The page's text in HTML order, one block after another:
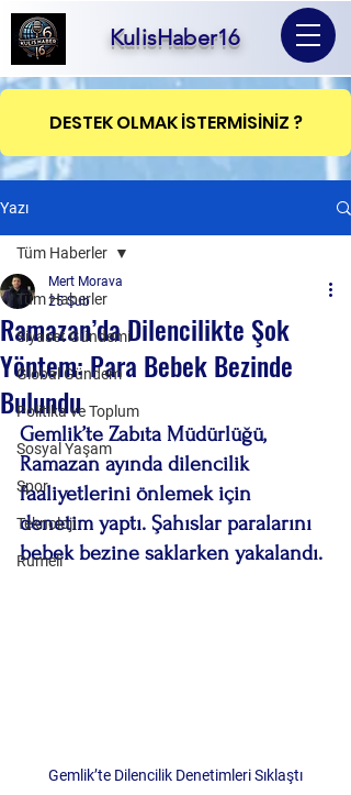
KulisHaber16
DESTEK OLMAK İSTERMİSİNİZ ?
Yazı
Tüm Haberler
Siyaset Gündemi
Global Gündem
Politika ve Toplum
Sosyal Yaşam
Spor
Teknoloji
Rumeli
Tüm Haberler
Ramazan’da Dilencilikte Şok
Yöntem: Para Bebek Bezinde
Bulundu
Mert Morava
25 Şub
Gemlik’te Zabıta Müdürlüğü,
Ramazan ayında dilencilik
faaliyetlerini önlemek için
denetim yaptı. Şahıslar paralarını
bebek bezine saklarken yakalandı.
Gemlik’te Dilencilik Denetimleri Sıklaştı